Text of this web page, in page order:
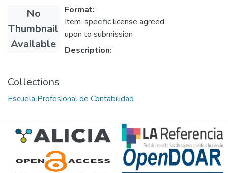
No
Thumbnail
Available
Format:
Item-specific license agreed
upon to submission
Description:
Collections
Escuela Profesional de Contabilidad